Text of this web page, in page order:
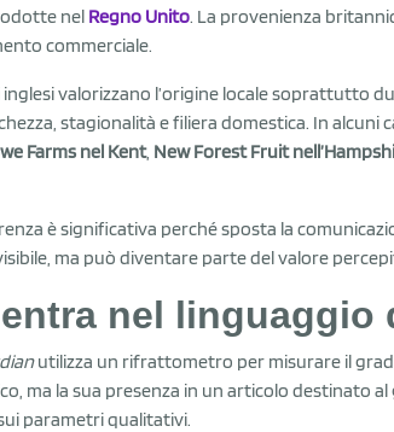
nel Regno Unito. La provenienza
commerciale.
valorizzano l’origine locale soprattutto
stagionalità e filiera domestica. In alcuni
Farms nel Kent, New Forest Fruit
è significativa perché sposta la
ma può diventare parte del valore
nel linguaggio
utilizza un rifrattometro per misurare il
ma la sua presenza in un articolo destinato
parametri qualitativi.